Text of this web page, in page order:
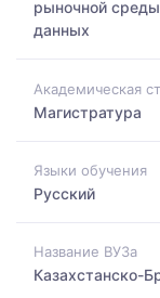
рыночной среды
данных
Академическая
Магистратура
Языки обучения
Русский
Название ВУЗа
Казахстанско-